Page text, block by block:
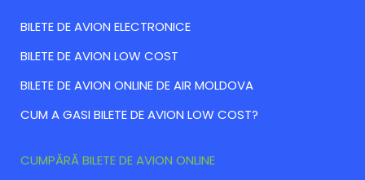
BILETE DE AVION ELECTRONICE
BILETE DE AVION LOW COST
BILETE DE AVION ONLINE DE AIR MOLDOVA
CUM A GASI BILETE DE AVION LOW COST?
CUMPĂRĂ BILETE DE AVION ONLINE